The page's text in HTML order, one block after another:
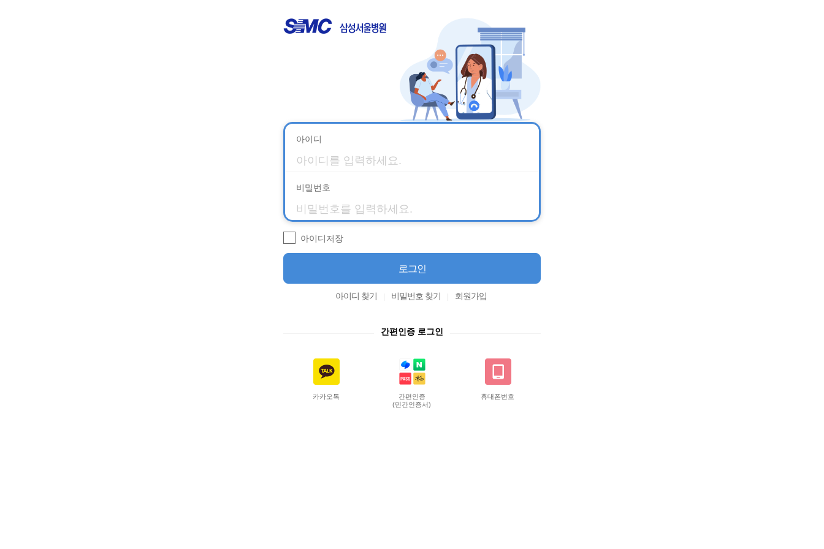
아이디
비밀번호
아이디저장
로그인
아이디 찾기 비밀번호 찾기 회원가입
간편인증 로그인
카카오톡
간편인증
(민간인증서)
휴대폰번호